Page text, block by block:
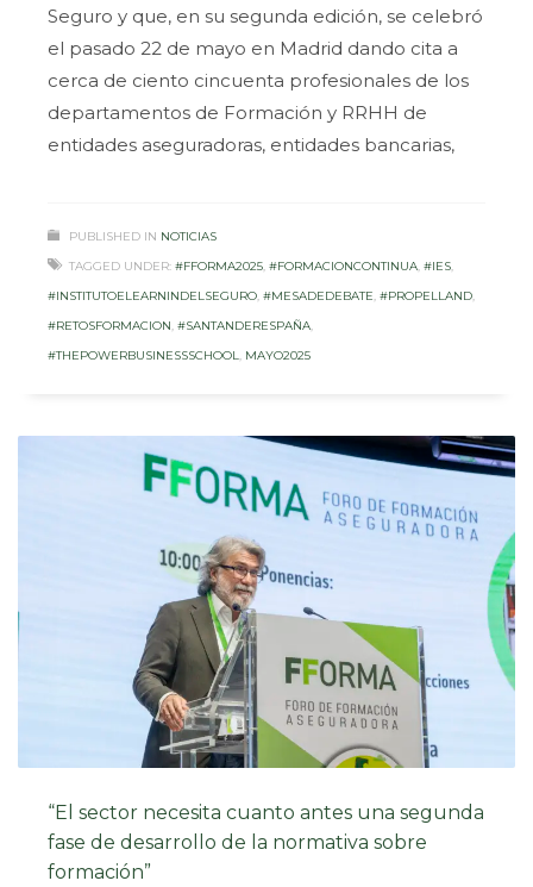
Seguro y que, en su segunda edición, se celebró
el pasado 22 de mayo en Madrid dando cita a
cerca de ciento cincuenta profesionales de los
departamentos de Formación y RRHH de
entidades aseguradoras, entidades bancarias,
PUBLISHED IN NOTICIAS
TAGGED UNDER: #FFORMA2025, #FORMACIONCONTINUA, #IES,
#INSTITUTOELEARNINDELSEGURO, #MESADEDEBATE, #PROPELLAND,
#RETOSFORMACION, #SANTANDERESPAÑA,
#THEPOWERBUSINESSSCHOOL, MAYO2025
“El sector necesita cuanto antes una segunda
fase de desarrollo de la normativa sobre
formación”